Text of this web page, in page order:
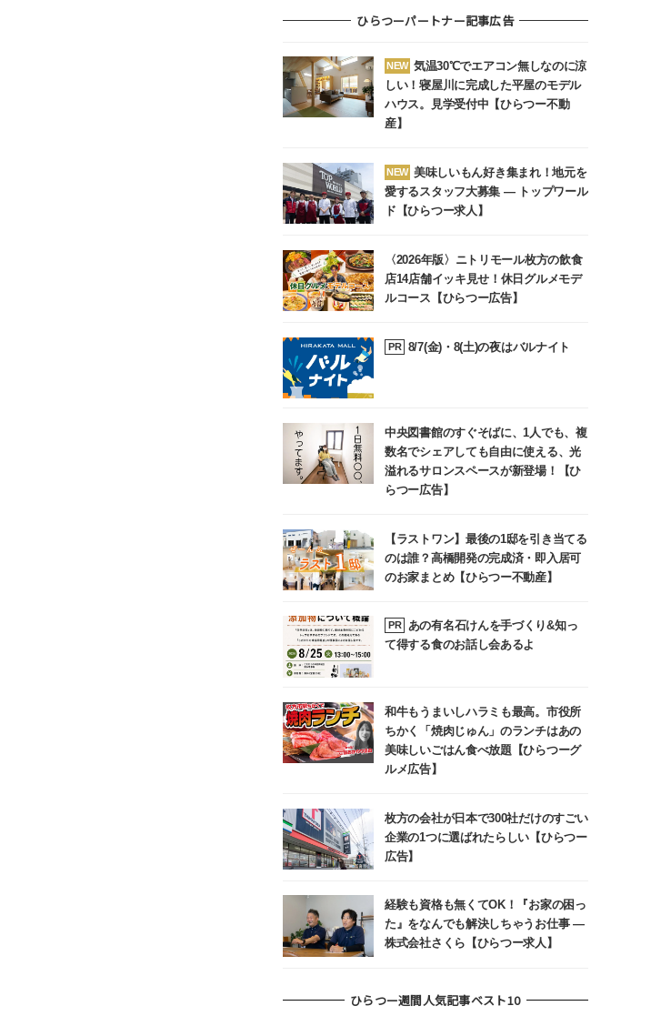
ひらつーパートナー記事広告
NEW 気温30℃でエアコン無しなのに涼
しい！寝屋川に完成した平屋のモデル
ハウス。見学受付中【ひらつー不動
産】
NEW 美味しいもん好き集まれ！地元を
愛するスタッフ大募集 ― トップワール
ド【ひらつー求人】
〈2026年版〉ニトリモール枚方の飲食
店14店舗イッキ見せ！休日グルメモデ
ルコース【ひらつー広告】
PR 8/7(金)・8(土)の夜はバルナイト
中央図書館のすぐそばに、1人でも、複
数名でシェアしても自由に使える、光
溢れるサロンスペースが新登場！【ひ
らつー広告】
【ラストワン】最後の1邸を引き当てる
のは誰？高橋開発の完成済・即入居可
のお家まとめ【ひらつー不動産】
PR
あの有名石けんを手づくり&知っ
て得する食のお話し会あるよ
和牛もうまいしハラミも最高。市役所
ちかく「焼肉じゅん」のランチはあの
美味しいごはん食べ放題【ひらつーグ
ルメ広告】
枚方の会社が日本で300社だけのすごい
企業の1つに選ばれたらしい【ひらつー
広告】
経験も資格も無くてOK！『お家の困っ
た』をなんでも解決しちゃうお仕事 ―
株式会社さくら【ひらつー求人】
ひらつー週間人気記事ベスト10